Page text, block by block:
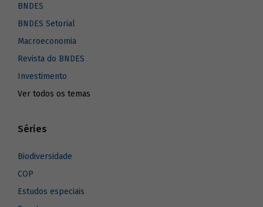
BNDES
BNDES Setorial
Macroeconomia
Revista do BNDES
Investimento
Ver todos os temas
Séries
Biodiversidade
COP
Estudos especiais